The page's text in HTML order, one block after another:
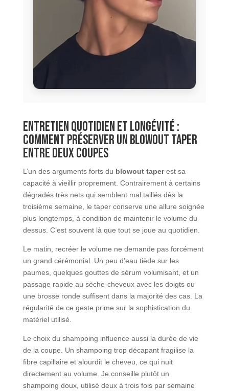
Entretien quotidien et longévité :
comment préserver un blowout taper
entre deux coupes
L’un des arguments forts du blowout taperest sa
capacité à vieillir proprement. Contrairement à certains
dégradés très nets qui semblent mal taillés dès la
troisième semaine, le taper conserve une allure soignée
plus longtemps, à condition de maintenir le volume du
dessus. C’est souvent là que tout se joue au quotidien.
Le matin, recréer le volume ne demande pas forcément
un grand cérémonial. Un peu d’eau tiède sur les
paumes, quelques gouttes de sérum volumisant, et un
passage rapide au sèche-cheveux avec les doigts ou
une brosse ronde suffisent dans la majorité des cas. La
régularité de ce geste prime sur la sophistication du
matériel utilisé.
Le choix du shampoing influence aussi la durée de vie
de la coupe. Un shampoing trop décapant fragilise la
fibre capillaire et alourdit le cheveu, ce qui nuit
directement au volume. Je conseille plutôt un
shampoing doux, utilisé deux à trois fois par semaine